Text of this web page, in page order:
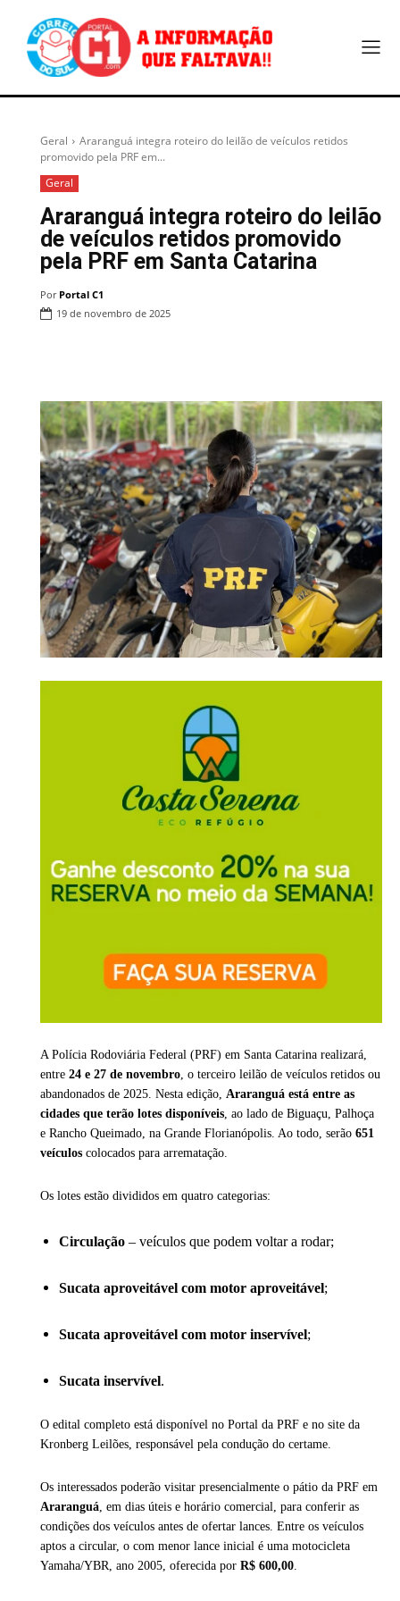
Geral
Araranguá integra roteiro do leilão de veículos retidos
promovido pela PRF em...
Geral
Araranguá integra roteiro do leilão
de veículos retidos promovido
pela PRF em Santa Catarina
Por Portal C1
19 de novembro de 2025
A Polícia Rodoviária Federal (PRF) em Santa Catarina realizará,
entre 24 e 27 de novembro, o terceiro leilão de veículos retidos ou
abandonados de 2025. Nesta edição, Araranguá está entre as
cidades que terão lotes disponíveis, ao lado de Biguaçu, Palhoça
e Rancho Queimado, na Grande Florianópolis. Ao todo, serão 651
veículos colocados para arrematação.
Os lotes estão divididos em quatro categorias:
Circulação – veículos que podem voltar a rodar;
Sucata aproveitável com motor aproveitável;
Sucata aproveitável com motor inservível;
Sucata inservível.
O edital completo está disponível no Portal da PRF e no site da
Kronberg Leilões, responsável pela condução do certame.
Os interessados poderão visitar presencialmente o pátio da PRF em
Araranguá, em dias úteis e horário comercial, para conferir as
condições dos veículos antes de ofertar lances. Entre os veículos
aptos a circular, o com menor lance inicial é uma motocicleta
Yamaha/YBR, ano 2005, oferecida por R$ 600,00.